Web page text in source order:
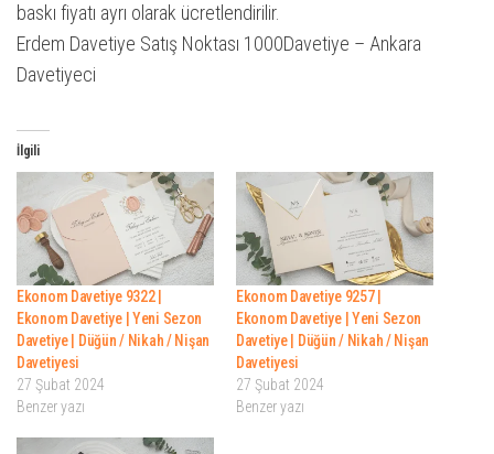
baskı fiyatı ayrı olarak ücretlendirilir.
Erdem Davetiye Satış Noktası 1000Davetiye – Ankara
Davetiyeci
İlgili
Ekonom Davetiye 9322 |
Ekonom Davetiye | Yeni Sezon
Davetiye | Düğün / Nikah / Nişan
Davetiyesi
27 Şubat 2024
Benzer yazı
Ekonom Davetiye 9257 |
Ekonom Davetiye | Yeni Sezon
Davetiye | Düğün / Nikah / Nişan
Davetiyesi
27 Şubat 2024
Benzer yazı